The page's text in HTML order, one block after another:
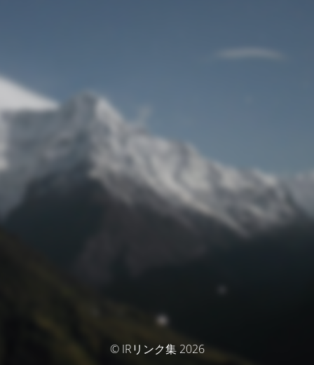
© IRリンク集 2026